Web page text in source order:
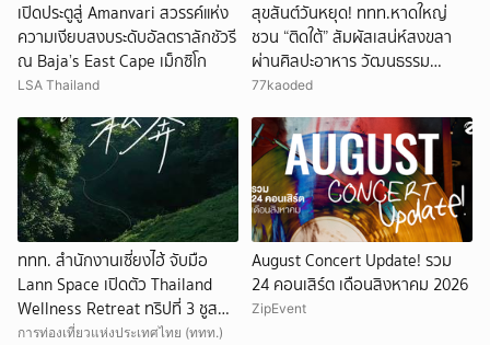
เปิดประตูสู่ Amanvari สวรรค์แห่ง
ความเงียบสงบระดับอัลตราลักชัวรี
ณ Baja’s East Cape เม็กซิโก
LSA Thailand
สุขสันต์วันหยุด! ททท.หาดใหญ่
ชวน “ติดใต้” สัมผัสเสน่ห์สงขลา
ผ่านศิลปะอาหาร วัฒนธรรม
ตลอดสิงหา
77kaoded
ททท. สำนักงานเซี่ยงไฮ้ จับมือ
Lann Space เปิดตัว Thailand
Wellness Retreat ทริปที่ 3 ชูส
ระบุรี–เขาใหญ่ จุดหมายปลายทาง
การท่องเที่ยวแห่งประเทศไทย (ททท.)
August Concert Update! รวม
24 คอนเสิร์ต เดือนสิงหาคม 2026
ZipEvent